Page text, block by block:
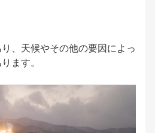
、天候やその他の要因によっ
ます。